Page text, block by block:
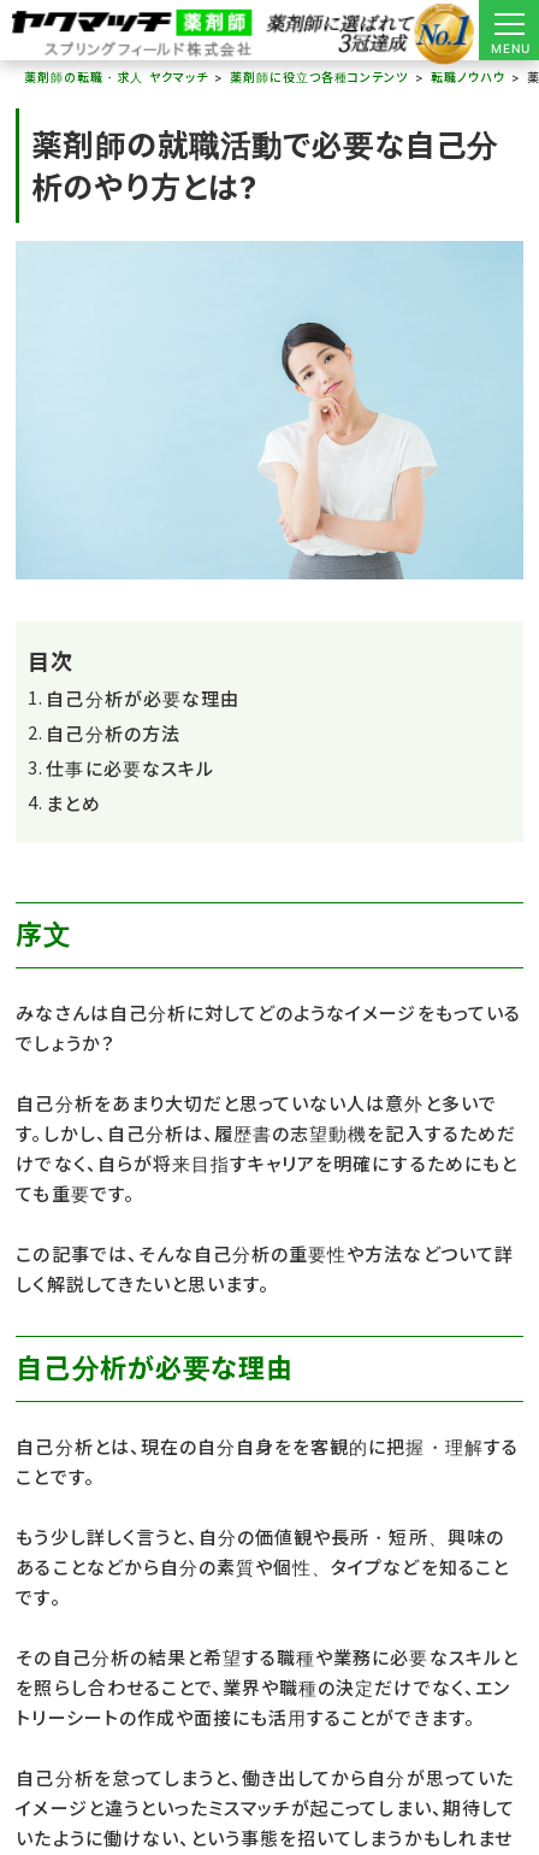
MENU
薬剤師の転職・求人 ヤクマッチ
薬剤師に役立つ各種コンテンツ 転職ノウハウ
薬剤師の就職活動で必要な自己分
析のやり方とは?
目次
自己分析が必要な理由
自己分析の方法
仕事に必要なスキル
まとめ
序文
みなさんは自己分析に対してどのようなイメージをもっている
でしょうか？
自己分析をあまり大切だと思っていない人は意外と多いで
す。しかし、自己分析は、履歴書の志望動機を記入するためだ
けでなく、自らが将来目指すキャリアを明確にするためにもと
ても重要です。
この記事では、そんな自己分析の重要性や方法などついて詳
しく解説してきたいと思います。
自己分析が必要な理由
自己分析とは、現在の自分自身をを客観的に把握・理解する
ことです。
もう少し詳しく言うと、自分の価値観や長所・短所、興味の
あることなどから自分の素質や個性、タイプなどを知ること
です。
その自己分析の結果と希望する職種や業務に必要なスキルと
を照らし合わせることで、業界や職種の決定だけでなく、エン
トリーシートの作成や面接にも活用することができます。
自己分析を怠ってしまうと、働き出してから自分が思っていた
イメージと違うといったミスマッチが起こってしまい、期待して
いたように働けない、という事態を招いてしまうかもしれませ